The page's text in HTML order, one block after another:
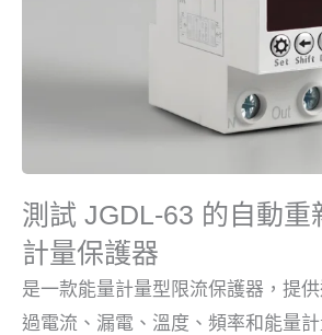
測試 JGDL-63 的自動重
計量保護器
是一款能量計量型限流保護器，提
過電流、漏電、溫度、頻率和能量